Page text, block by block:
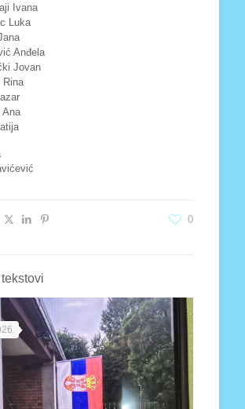
Ivana
Luka
Anđela
Jovan
Rina
Ana
0